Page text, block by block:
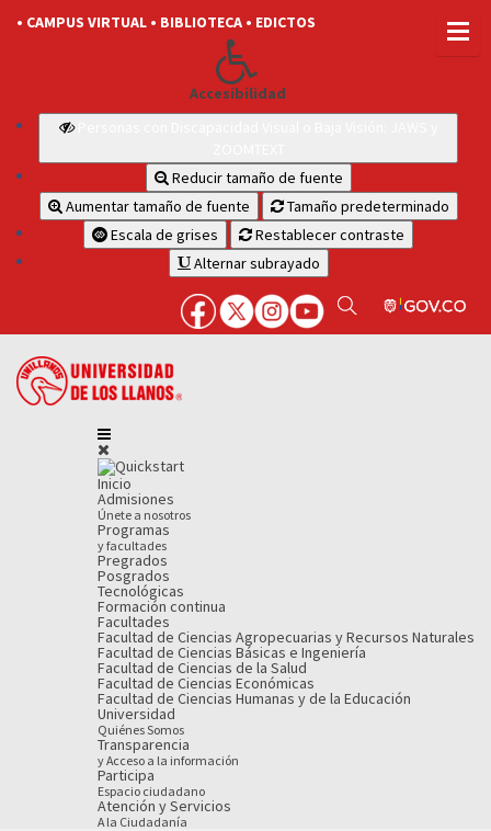
• CAMPUS VIRTUAL • BIBLIOTECA • EDICTOS
Accesibilidad
Reducir tamaño de fuente
Aumentar tamaño de fuente
Tamaño predeterminado
Escala de grises
Restablecer contraste
Alternar subrayado
Inicio
Admisiones
Únete a nosotros
Programas
y facultades
Pregrados
Posgrados
Tecnológicas
Formación continua
Facultades
Facultad de Ciencias Agropecuarias y Recursos Naturales
Facultad de Ciencias Básicas e Ingeniería
Facultad de Ciencias de la Salud
Facultad de Ciencias Económicas
Facultad de Ciencias Humanas y de la Educación
Universidad
Quiénes Somos
Transparencia
y Acceso a la información
Participa
Espacio ciudadano
Atención y Servicios
A la Ciudadanía